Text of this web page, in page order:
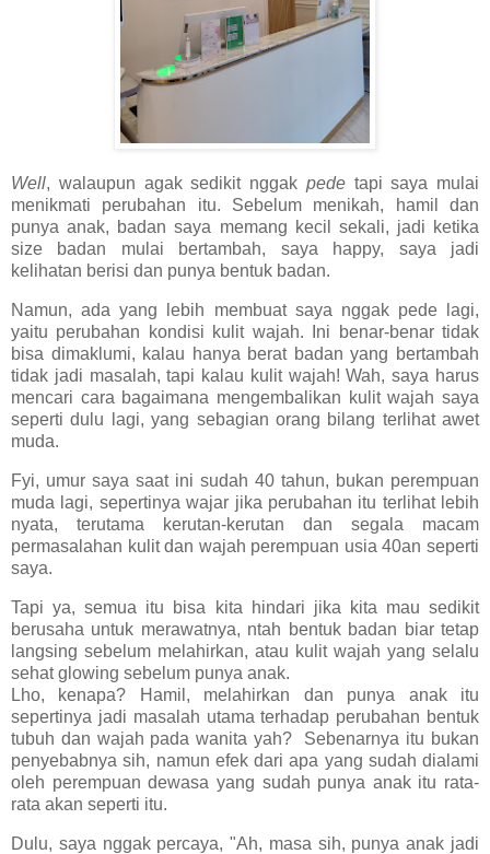
Well, walaupun agak sedikit nggak pede tapi saya mulai
menikmati perubahan itu. Sebelum menikah, hamil dan
punya anak, badan saya memang kecil sekali, jadi ketika
size badan mulai bertambah, saya happy, saya jadi
kelihatan berisi dan punya bentuk badan.
Namun, ada yang lebih membuat saya nggak pede lagi,
yaitu perubahan kondisi kulit wajah. Ini benar-benar tidak
bisa dimaklumi, kalau hanya berat badan yang bertambah
tidak jadi masalah, tapi kalau kulit wajah! Wah, saya harus
mencari cara bagaimana mengembalikan kulit wajah saya
seperti dulu lagi, yang sebagian orang bilang terlihat awet
muda.
Fyi, umur saya saat ini sudah 40 tahun, bukan perempuan
muda lagi, sepertinya wajar jika perubahan itu terlihat lebih
nyata, terutama kerutan-kerutan dan segala macam
permasalahan kulit dan wajah perempuan usia 40an seperti
saya.
Tapi ya, semua itu bisa kita hindari jika kita mau sedikit
berusaha untuk merawatnya, ntah bentuk badan biar tetap
langsing sebelum melahirkan, atau kulit wajah yang selalu
sehat glowing sebelum punya anak.
Lho, kenapa? Hamil, melahirkan dan punya anak itu
sepertinya jadi masalah utama terhadap perubahan bentuk
tubuh dan wajah pada wanita yah? Sebenarnya itu bukan
penyebabnya sih, namun efek dari apa yang sudah dialami
oleh perempuan dewasa yang sudah punya anak itu rata-
rata akan seperti itu.
Dulu, saya nggak percaya, "Ah, masa sih, punya anak jadi